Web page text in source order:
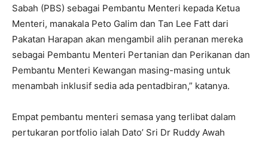
Sabah (PBS) sebagai Pembantu Menteri kepada Ketua
Menteri, manakala Peto Galim dan Tan Lee Fatt dari
Pakatan Harapan akan mengambil alih peranan mereka
sebagai Pembantu Menteri Pertanian dan Perikanan dan
Pembantu Menteri Kewangan masing-masing untuk
menambah inklusif sedia ada pentadbiran,” katanya.
Empat pembantu menteri semasa yang terlibat dalam
pertukaran portfolio ialah Dato’ Sri Dr Ruddy Awah